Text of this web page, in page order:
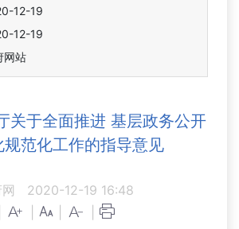
12-19
12-19
网站
关于全面推进 基层政务公开
规范化工作的指导意见
2020-12-19 16:48